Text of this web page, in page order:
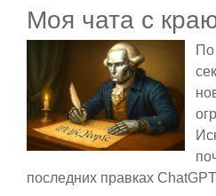
Моя чата с
По
последних правках